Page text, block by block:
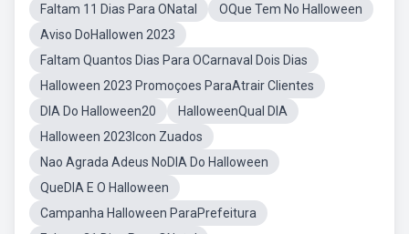
Faltam 11 Dias Para ONatal
OQue Tem No Halloween
Aviso DoHallowen 2023
Faltam Quantos Dias Para OCarnaval Dois Dias
Halloween 2023 Promoçoes ParaAtrair Clientes
DIA Do Halloween20
HalloweenQual DIA
Halloween 2023Icon Zuados
Nao Agrada Adeus NoDIA Do Halloween
QueDIA E O Halloween
Campanha Halloween ParaPrefeitura